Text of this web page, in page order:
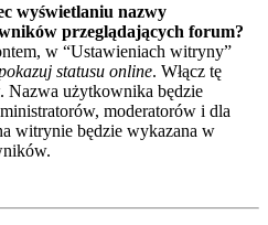
wyświetlaniu nazwy
przeglądających forum?
w “Ustawieniach witryny”
statusu online. Włącz tę
. Nazwa użytkownika będzie
moderatorów i dla
witrynie będzie wykazana w